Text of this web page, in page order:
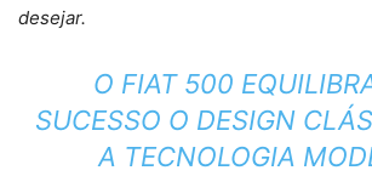
desejar.
O FIAT 500
SUCESSO O DESIGN
A TECNOLOGIA